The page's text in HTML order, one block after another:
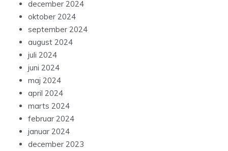
december 2024
oktober 2024
september 2024
august 2024
juli 2024
juni 2024
maj 2024
april 2024
marts 2024
februar 2024
januar 2024
december 2023